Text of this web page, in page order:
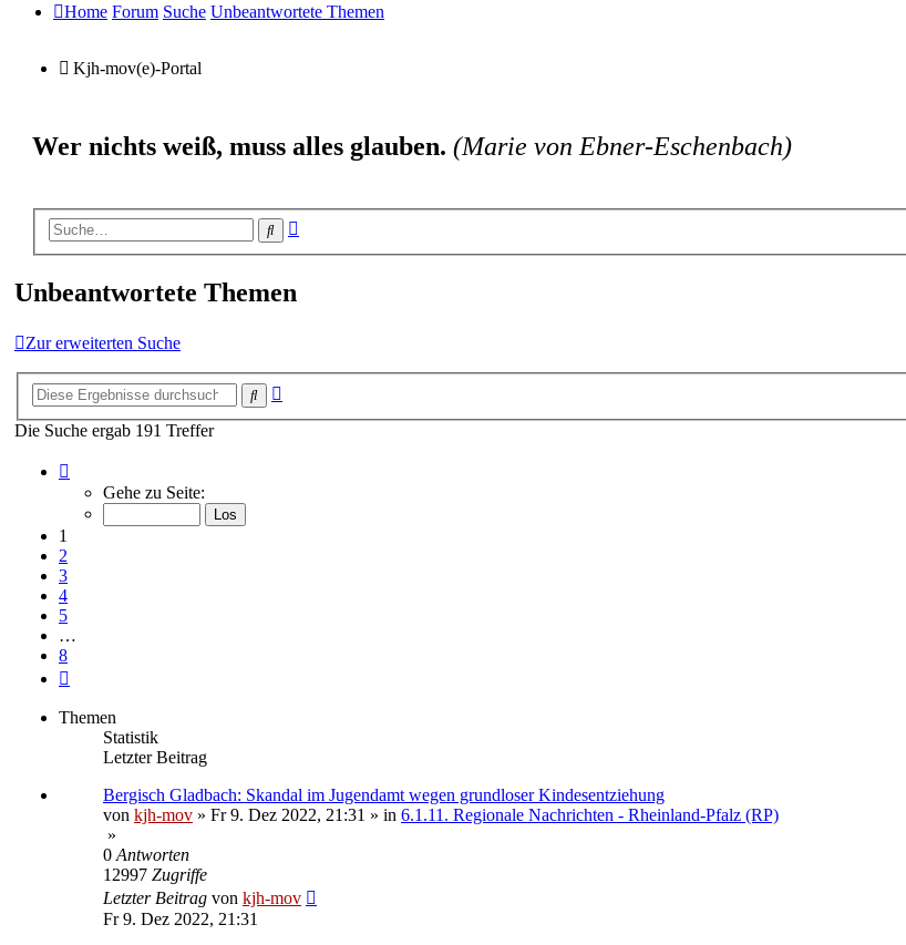
Home Forum Suche Unbeantwortete Themen
Kjh-mov(e)-Portal
Wer nichts weiß, muss alles glauben. (Marie von Ebner-Eschenbach)
Suche
Unbeantwortete Themen
Zur erweiterten Suche
Suche
Die Suche ergab 191 Treffer
von
Gehe zu Seite:
1
2
3
4
5
…
8
Themen
Statistik
Letzter Beitrag
Bergisch Gladbach: Skandal im Jugendamt wegen grundloser Kindesentziehung
von kjh-mov » Fr 9. Dez 2022, 21:31 » in 6.1.11. Regionale Nachrichten - Rheinland-Pfalz (RP)
»
0 Antworten
12997 Zugriffe
Letzter Beitrag von kjh-mov
Fr 9. Dez 2022, 21:31